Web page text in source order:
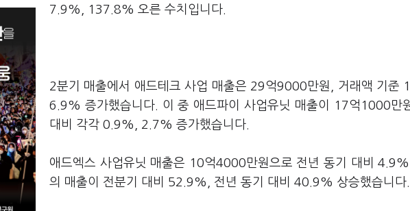
7.9%, 137.8% 오른 수치입니다.
2분기 매출에서 애드테크 사업 매출은 29억9000만원, 거래액 기준
6.9% 증가했습니다. 이 중 애드파이 사업유닛 매출이 17억1000만
대비 각각 0.9%, 2.7% 증가했습니다.
애드엑스 사업유닛 매출은 10억4000만원으로 전년 동기 대비
의 매출이 전분기 대비 52.9%, 전년 동기 대비 40.9% 상승했습니다.